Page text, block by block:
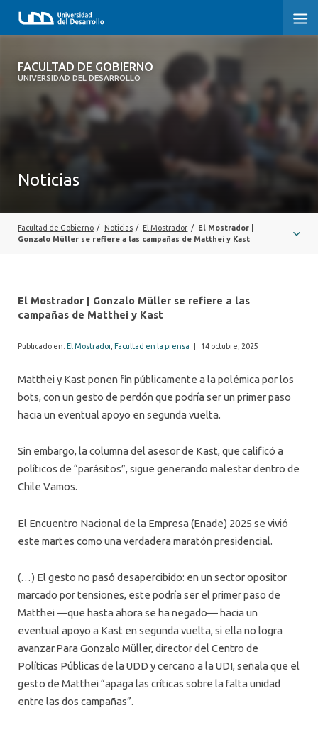
FACULTAD DE GOBIERNO
UNIVERSIDAD DEL DESARROLLO
FACULTAD DE GOBIERNO
EXTENSIÓN
Noticias
Facultad de Gobierno / Noticias / El Mostrador /
El Mostrador |
Gonzalo Müller se refiere a las campañas de Matthei y Kast
El Mostrador | Gonzalo Müller se refiere a las
campañas de Matthei y Kast
Publicado en: El Mostrador, Facultad en la prensa 14 octubre, 2025
Matthei y Kast ponen fin públicamente a la polémica por los
bots, con un gesto de perdón que podría ser un primer paso
hacia un eventual apoyo en segunda vuelta.
Sin embargo, la columna del asesor de Kast, que calificó a
políticos de “parásitos”, sigue generando malestar dentro de
Chile Vamos.
El Encuentro Nacional de la Empresa (Enade) 2025 se vivió
este martes como una verdadera maratón presidencial.
(…) El gesto no pasó desapercibido: en un sector opositor
marcado por tensiones, este podría ser el primer paso de
Matthei —que hasta ahora se ha negado— hacia un
eventual apoyo a Kast en segunda vuelta, si ella no logra
avanzar.Para Gonzalo Müller, director del Centro de
Políticas Públicas de la UDD y cercano a la UDI, señala que el
gesto de Matthei “apaga las críticas sobre la falta unidad
entre las dos campañas”.